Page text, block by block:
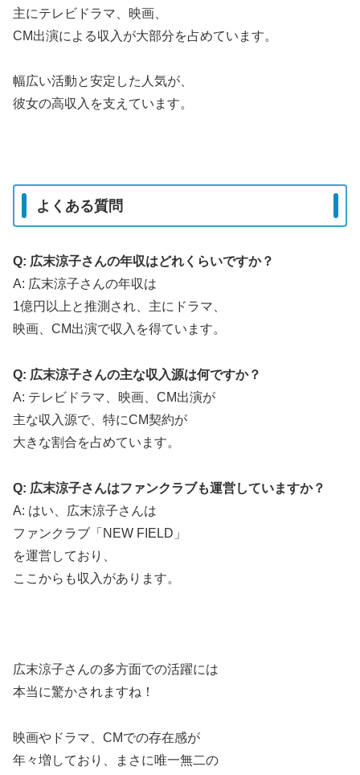
主にテレビドラマ、映画、
CM出演による収入が大部分を占めています。
幅広い活動と安定した人気が、
彼女の高収入を支えています。
よくある質問
Q: 広末涼子さんの年収はどれくらいですか？
A: 広末涼子さんの年収は
1億円以上と推測され、主にドラマ、
映画、CM出演で収入を得ています。
Q: 広末涼子さんの主な収入源は何ですか？
A: テレビドラマ、映画、CM出演が
主な収入源で、特にCM契約が
大きな割合を占めています。
Q: 広末涼子さんはファンクラブも運営していますか？
A: はい、広末涼子さんは
ファンクラブ「NEW FIELD」
を運営しており、
ここからも収入があります。
広末涼子さんの多方面での活躍には
本当に驚かされますね！
映画やドラマ、CMでの存在感が
年々増しており、まさに唯一無二の